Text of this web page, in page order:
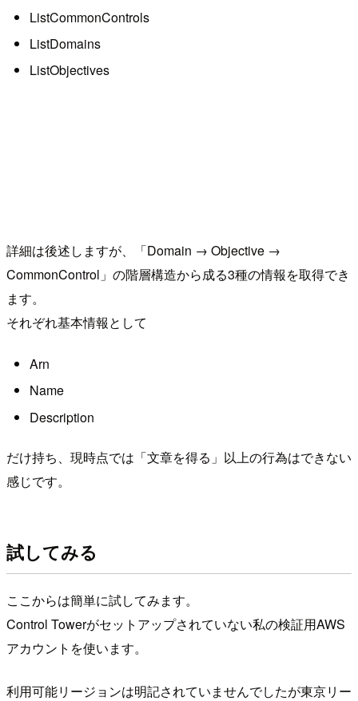
ListCommonControls
ListDomains
ListObjectives
詳細は後述しますが、「Domain → Objective →
CommonControl」の階層構造から成る3種の情報を取得でき
ます。
それぞれ基本情報として
Arn
Name
Description
だけ持ち、現時点では「文章を得る」以上の行為はできない
感じです。
試してみる
ここからは簡単に試してみます。
Control Towerがセットアップされていない私の検証用AWS
アカウントを使います。
利用可能リージョンは明記されていませんでしたが東京リー